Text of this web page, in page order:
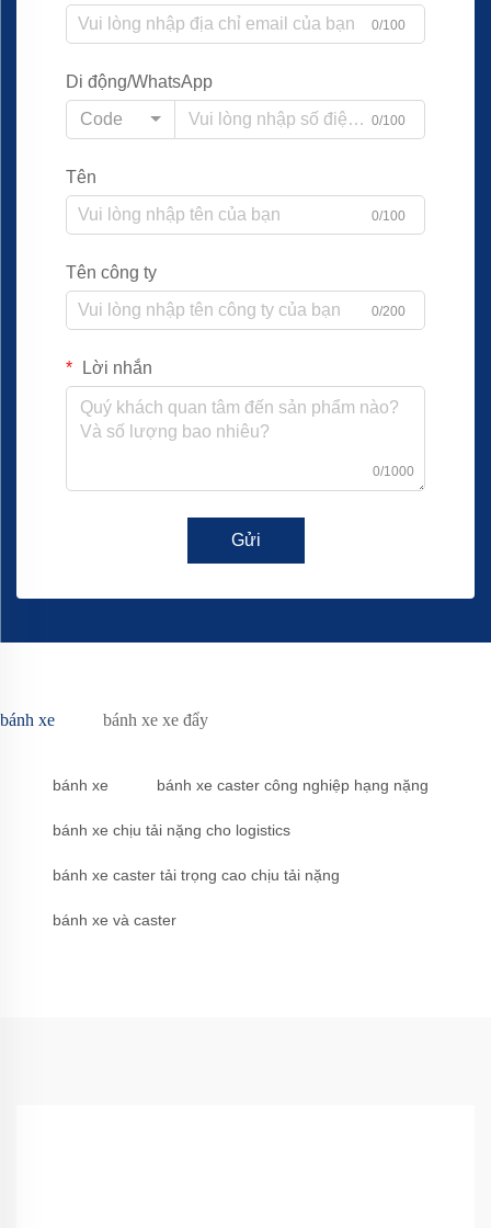
0/100
Di động/WhatsApp
Code
0/100
Tên
0/100
Tên công ty
0/200
Lời nhắn
0/1000
Gửi
bánh xe bánh xe xe đẩy
bánh xe bánh xe caster công nghiệp hạng nặng
bánh xe chịu tải nặng cho logistics
bánh xe caster tải trọng cao chịu tải nặng
bánh xe và caster